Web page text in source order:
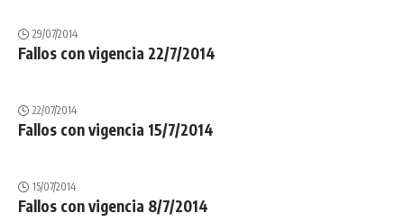
29/07/2014
Fallos con vigencia 22/7/2014
22/07/2014
Fallos con vigencia 15/7/2014
15/07/2014
Fallos con vigencia 8/7/2014